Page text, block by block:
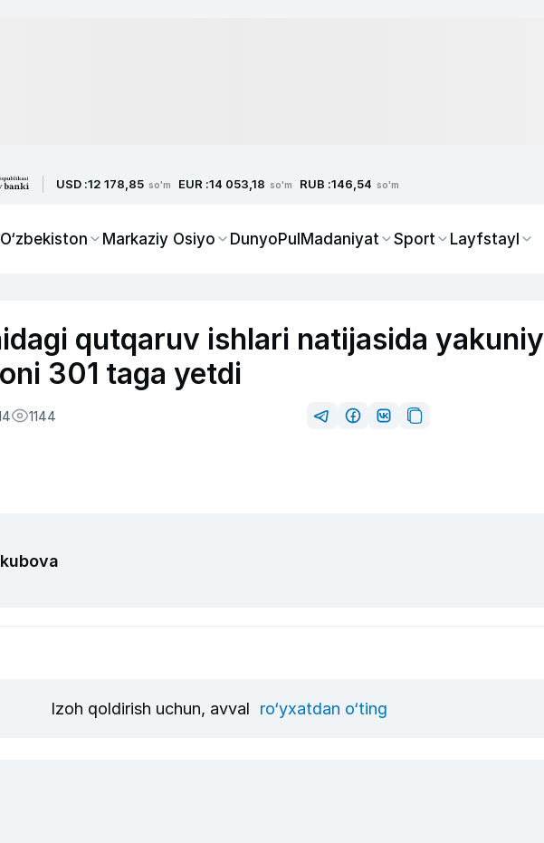
USD :12 178,85 so'm EUR :14 053,18 so'm RUB :146,54 so'm
O‘zbekiston Markaziy Osiyo DunyoPulMadaniyat Sport Layfstayl
qutqaruv ishlari natijasida yakuniy
301 taga yetdi
1144
Izoh qoldirish uchun, avval ro‘yxatdan o‘ting